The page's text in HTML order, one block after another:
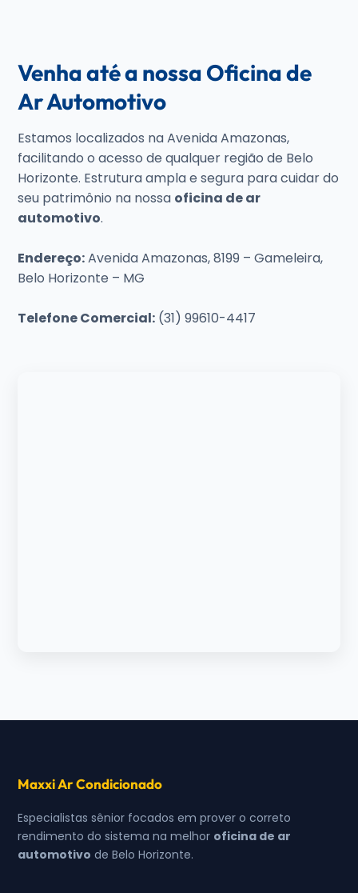
Venha até a nossa Oficina de
Ar Automotivo
Estamos localizados na Avenida Amazonas,
facilitando o acesso de qualquer região de Belo
Horizonte. Estrutura ampla e segura para cuidar do
seu patrimônio na nossa oficina de ar
automotivo.
Endereço:Avenida Amazonas, 8199 – Gameleira,
Belo Horizonte – MG
Telefone Comercial: (31) 99610-4417
Maxxi Ar Condicionado
Especialistas sênior focados em prover o correto
rendimento do sistema na melhor oficina de ar
automotivo de Belo Horizonte.